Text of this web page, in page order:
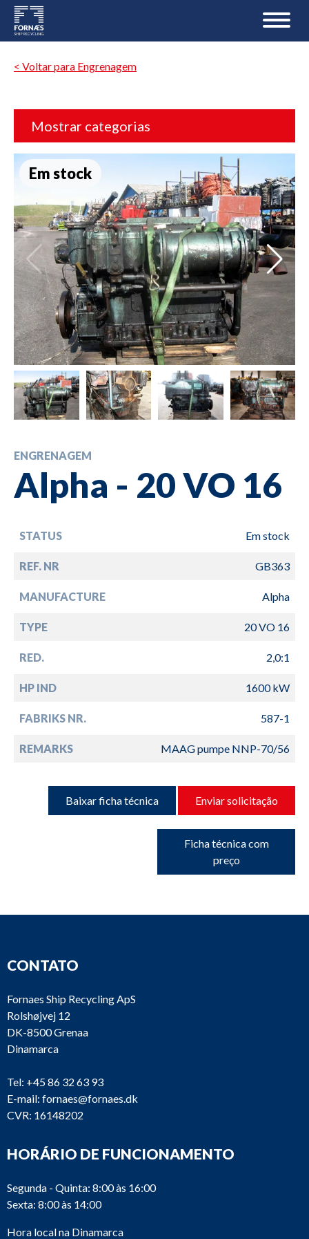
< Voltar para Engrenagem
Mostrar categorias
Em stock
ENGRENAGEM
Alpha - 20 VO 16
STATUS Em stock
REF. NR GB363
MANUFACTURE Alpha
TYPE 20 VO 16
RED. 2,0:1
HP IND 1600 kW
FABRIKS NR. 587-1
REMARKS MAAG pumpe NNP-70/56
Baixar ficha técnica Enviar solicitação
Ficha técnica com
preço
CONTATO
Fornaes Ship Recycling ApS
Rolshøjvej 12
DK-8500 Grenaa
Dinamarca
Tel: +45 86 32 63 93
E-mail: fornaes@fornaes.dk
CVR: 16148202
HORÁRIO DE FUNCIONAMENTO
Segunda - Quinta: 8:00 às 16:00
Sexta: 8:00 às 14:00
Hora local na Dinamarca